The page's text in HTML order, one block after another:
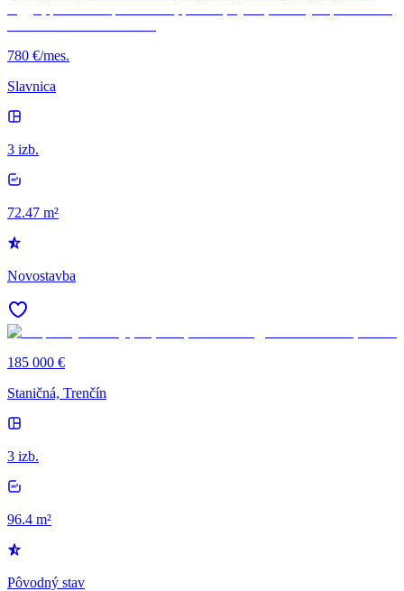
780 €/mes.
Slavnica
3 izb.
72.47 m²
Novostavba
185 000 €
Staničná, Trenčín
3 izb.
96.4 m²
Pôvodný stav